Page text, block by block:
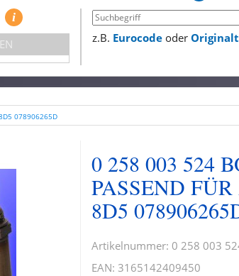
i
z.B. Eurocode oder
078906265D
0 258 003 524
PASSEND
8D5
Artikelnummer: 0 258 003
EAN: 3165142409450